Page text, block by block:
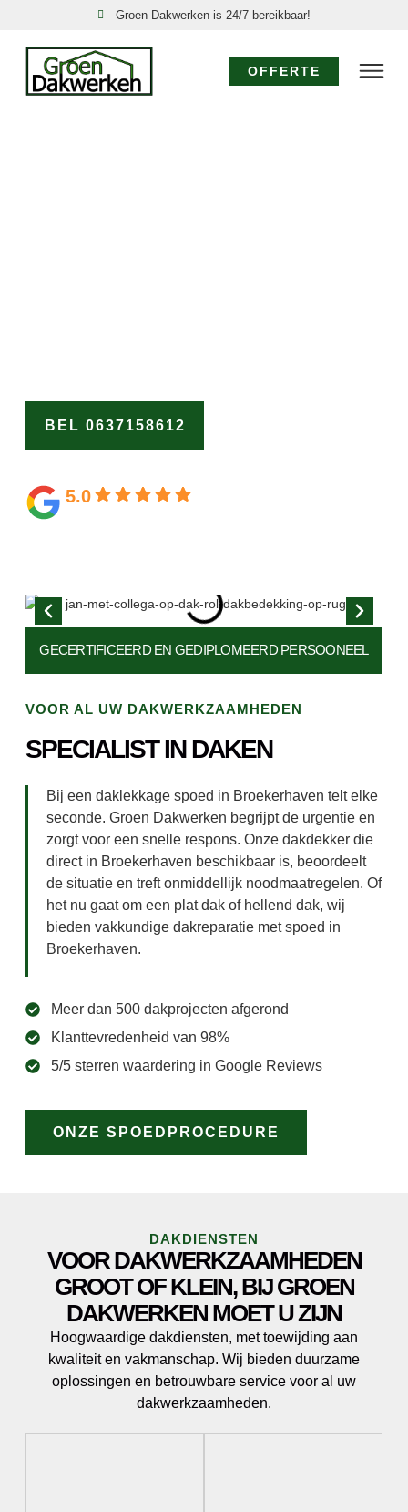
Groen Dakwerken is 24/7 bereikbaar!
OFFERTE
BEL 0637158612
5.0
GECERTIFICEERD EN GEDIPLOMEERD PERSOONEEL
VOOR AL UW DAKWERKZAAMHEDEN
SPECIALIST IN DAKEN
Bij een daklekkage spoed in Broekerhaven telt elke
seconde. Groen Dakwerken begrijpt de urgentie en
zorgt voor een snelle respons. Onze dakdekker die
direct in Broekerhaven beschikbaar is, beoordeelt
de situatie en treft onmiddellijk noodmaatregelen. Of
het nu gaat om een plat dak of hellend dak, wij
bieden vakkundige dakreparatie met spoed in
Broekerhaven.
Meer dan 500 dakprojecten afgerond
Klanttevredenheid van 98%
5/5 sterren waardering in Google Reviews
ONZE SPOEDPROCEDURE
DAKDIENSTEN
VOOR DAKWERKZAAMHEDEN
GROOT OF KLEIN, BIJ GROEN
DAKWERKEN MOET U ZIJN
Hoogwaardige dakdiensten, met toewijding aan
kwaliteit en vakmanschap. Wij bieden duurzame
oplossingen en betrouwbare service voor al uw
dakwerkzaamheden.